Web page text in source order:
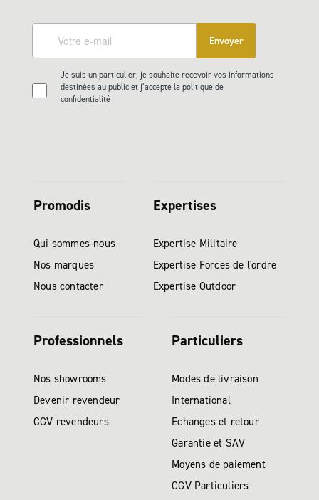
Envoyer
Je suis un particulier, je souhaite recevoir vos informations
destinées au public et j’accepte la politique de
confidentialité
Promodis
Qui sommes-nous
Nos marques
Nous contacter
Expertises
Expertise Militaire
Expertise Forces de l'ordre
Expertise Outdoor
Professionnels
Nos showrooms
Devenir revendeur
CGV revendeurs
Particuliers
Modes de livraison
International
Echanges et retour
Garantie et SAV
Moyens de paiement
CGV Particuliers